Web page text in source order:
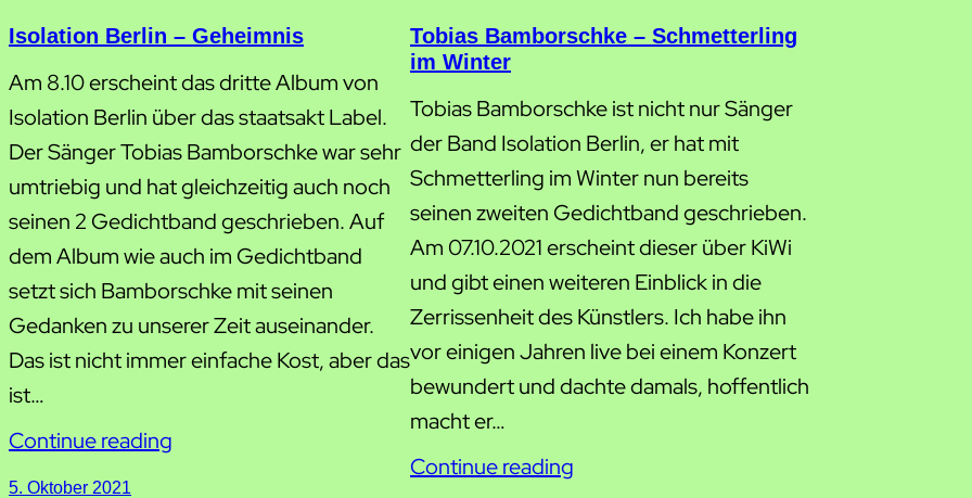
Isolation Berlin – Geheimnis
Am 8.10 erscheint das dritte Album von
Isolation Berlin über das staatsakt Label.
Der Sänger Tobias Bamborschke war sehr
umtriebig und hat gleichzeitig auch noch
seinen 2 Gedichtband geschrieben. Auf
dem Album wie auch im Gedichtband
setzt sich Bamborschke mit seinen
Gedanken zu unserer Zeit auseinander.
Das ist nicht immer einfache Kost, aber das
ist…
Continue reading
5. Oktober 2021
Tobias Bamborschke – Schmetterling
im Winter
Tobias Bamborschke ist nicht nur Sänger
der Band Isolation Berlin, er hat mit
Schmetterling im Winter nun bereits
seinen zweiten Gedichtband geschrieben.
Am 07.10.2021 erscheint dieser über KiWi
und gibt einen weiteren Einblick in die
Zerrissenheit des Künstlers. Ich habe ihn
vor einigen Jahren live bei einem Konzert
bewundert und dachte damals, hoffentlich
macht er…
Continue reading